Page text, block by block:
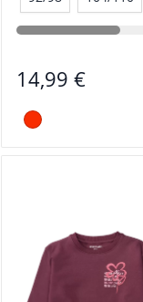
14,99 €